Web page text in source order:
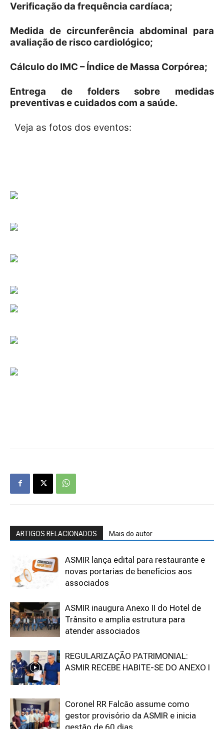
Verificação da frequência cardíaca;
Medida de circunferência abdominal para
avaliação de risco cardiológico;
Cálculo do IMC – Índice de Massa Corpórea;
Entrega de folders sobre medidas
preventivas e cuidados com a saúde.
Veja as fotos dos eventos:
ARTIGOS RELACIONADOS Mais do autor
ASMIR lança edital para restaurante e
novas portarias de benefícios aos
associados
ASMIR inaugura Anexo II do Hotel de
Trânsito e amplia estrutura para
atender associados
REGULARIZAÇÃO PATRIMONIAL:
ASMIR RECEBE HABITE-SE DO ANEXO I
Coronel RR Falcão assume como
gestor provisório da ASMIR e inicia
gestão de 60 dias